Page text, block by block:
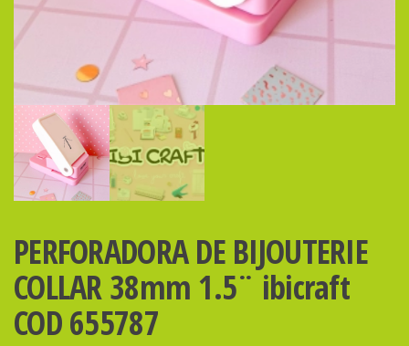
PERFORADORA DE BIJOUTERIE
COLLAR 38mm 1.5¨ ibicraft
COD 655787